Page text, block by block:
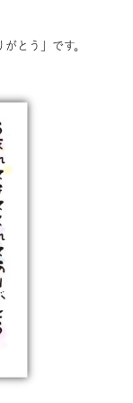
とう」 です。